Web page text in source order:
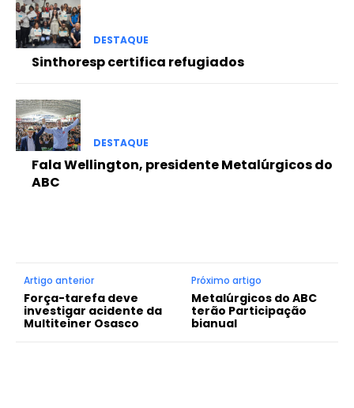
DESTAQUE
Sinthoresp certifica refugiados
DESTAQUE
Fala Wellington, presidente Metalúrgicos do
ABC
Artigo anterior
Força-tarefa deve
investigar acidente da
Multiteiner Osasco
Próximo artigo
Metalúrgicos do ABC
terão Participação
bianual